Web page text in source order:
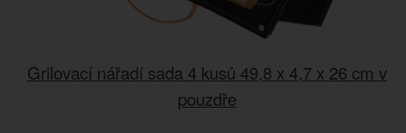
Grilovací nářadí sada 4 kusů 49,8 x 4,7 x 26 cm v
pouzdře